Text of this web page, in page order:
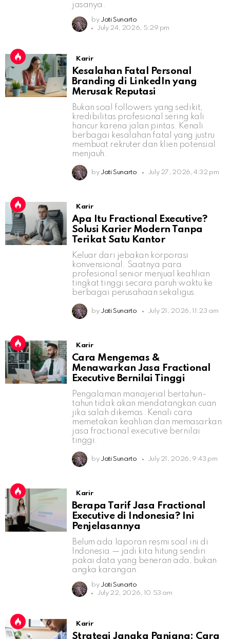
jasanya.
by Jati Sunarto
July 24, 2026, 5:29 pm
Karir
Kesalahan Fatal Personal
Branding di LinkedIn yang
Merusak Reputasi
Bukan soal followers yang sedikit,
kredibilitas profesional sering kali
hancur karena jalan pintas. Kenali
berbagai kesalahan fatal yang justru
membuat rekruter dan klien potensial
menjauh.
by Jati Sunarto July 27, 2026, 4:32 pm
Karir
Apa Itu Fractional Executive?
Solusi Karier Modern Tanpa
Terikat Satu Kantor
Keluar dari jebakan korporasi
konvensional. Saatnya para
profesional senior menjual keahlian
tingkat tinggi secara paruh waktu ke
berbagai perusahaan sekaligus.
by Jati Sunarto July 21, 2026, 11:23 am
Karir
Cara Mengemas &
Menawarkan Jasa Fractional
Executive Bernilai Tinggi
Pengalaman manajerial bertahun-
tahun tidak akan mendatangkan cuan
jika salah dikemas. Kenali cara
memetakan keahlian dan memasarkan
jasa fractional executive bernilai
tinggi.
by Jati Sunarto July 21, 2026, 9:43 pm
Karir
Berapa Tarif Jasa Fractional
Executive di Indonesia? Ini
Penjelasannya
Belum ada laporan resmi soal ini di
Indonesia — jadi kita hitung sendiri
pakai data yang beneran ada, bukan
angka karangan.
by Jati Sunarto
July 22, 2026, 10:53 am
Karir
Strategi Jangka Panjang: Cara